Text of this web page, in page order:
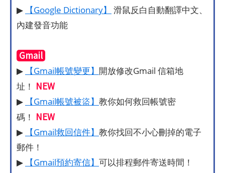
▶
【Google Dictionary】
滑鼠反白自動翻譯中文、
內建發音功能
Gmail
▶ 【Gmail帳號變更】 開放修改Gmail 信箱地
址！ NEW
▶ 【Gmail帳號被盜】 教你如何救回帳號密
碼！ NEW
▶ 【Gmail救回信件】 教你找回不小心刪掉的電子
郵件！
▶
【Gmail預約寄信】 可以排程郵件寄送時間！